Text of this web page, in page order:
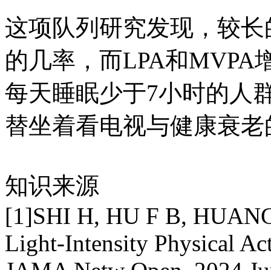
这项队列研究发现，较
的几率，而LPA和MVPA
每天睡眠少于7小时的人
替坐着看电视与健康衰
知识来源
[1]SHI H, HU F B,
Light-Intensity Physical